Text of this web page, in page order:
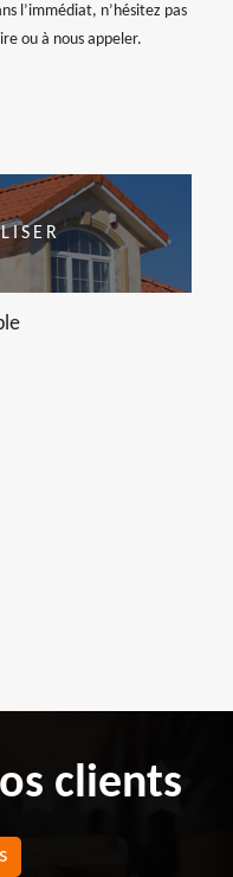
l’immédiat, n’hésitez pas
ou à nous appeler.
clients